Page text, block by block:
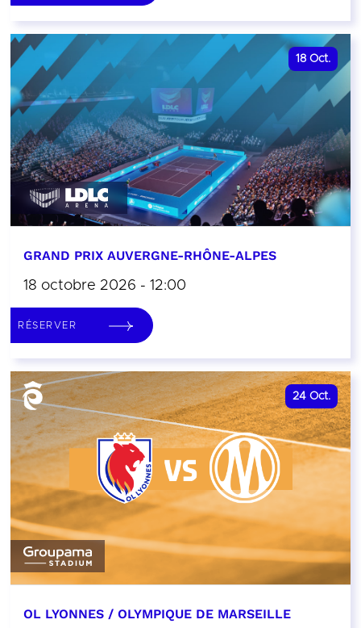
18 Oct.
GRAND PRIX AUVERGNE-RHÔNE-ALPES
18 octobre 2026 - 12:00
RÉSERVER
24 Oct.
OL LYONNES / OLYMPIQUE DE MARSEILLE